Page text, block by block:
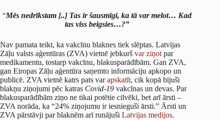
“Mēs nedrīkstam [..] Tas ir šausmīgi, ka tā var melot… Kad
tas viss beigsies…?”
Nav pamata teikt, ka vakcīnu blaknes tiek slēptas. Latvijas
Zāļu valsts aģentūras (ZVA) vietnē jebkurš var ziņot par
medikamentu, tostarp vakcīnu, blakusparādībām. Gan ZVA,
gan Eiropas Zāļu aģentūra saņemto informāciju apkopo un
publicē. ZVA vietnē katrs pats varapskatīt, cik kopā bijuši
blakņu ziņojumi pēc katras Covid-19 vakcīnas un devas. Par
blakusparādībām ziņo ne tikai potētie cilvēki, bet arī ārsti –
ZVA norāda, ka “24% ziņojumu ir iesnieguši ārsti.” Ārsti un
ZVA pārstāvji par blaknēm arī runājuši Latvijas medijos.